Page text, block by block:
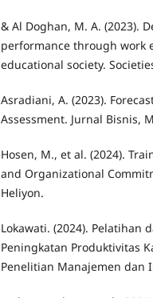
& Al Doghan, M. A. (2023).
performance through work
educational society.
Asradiani, A. (2023).
Assessment. Jurnal Bisnis,
Hosen, M., et al. (2024).
and Organizational
Heliyon.
Lokawati. (2024). Pelatihan
Peningkatan Produktivitas
Penelitian Manajemen dan